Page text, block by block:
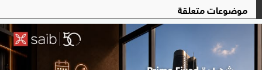
موضوعات متعلقة